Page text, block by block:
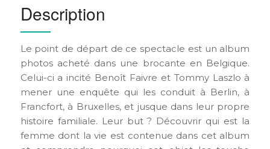
Description
Le point de départ de ce spectacle est un album
photos acheté dans une brocante en Belgique.
Celui-ci a incité Benoît Faivre et Tommy Laszlo à
mener une enquête qui les conduit à Berlin, à
Francfort, à Bruxelles, et jusque dans leur propre
histoire familiale. Leur but ? Découvrir qui est la
femme dont la vie est contenue dans cet album